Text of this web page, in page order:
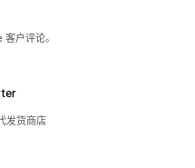
户评论。
发货商店